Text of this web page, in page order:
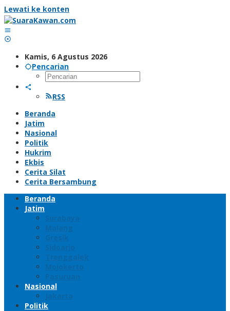
Lewati ke konten
Kamis, 6 Agustus 2026
Pencarian
RSS
Beranda
Jatim
Nasional
Politik
Hukrim
Ekbis
Cerita Silat
Cerita Bersambung
Beranda
Jatim
Surabaya
Malang
Gresik
Sidoarjo
Trenggalek
Mojokerto
Pasuruan
Nasional
Jakarta
Politik